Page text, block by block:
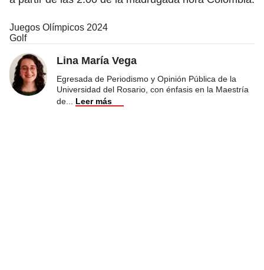
Juegos Olímpicos 2024
Golf
Lina María Vega
Egresada de Periodismo y Opinión Pública de la
Universidad del Rosario, con énfasis en la Maestría
de
Leer más